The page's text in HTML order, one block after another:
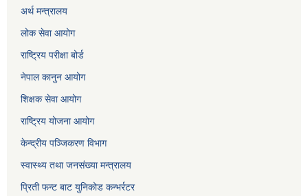
अर्थ मन्त्रालय
लोक सेवा आयोग
राष्ट्रिय परीक्षा बोर्ड
नेपाल कानुन आयोग
शिक्षक सेवा आयोग
राष्ट्रिय योजना आयोग
केन्द्रीय पञ्जिकरण विभाग
स्वास्थ्य तथा जनसंख्या मन्त्रालय
प्रिती फन्ट बाट युनिकोड कन्भर्रटर